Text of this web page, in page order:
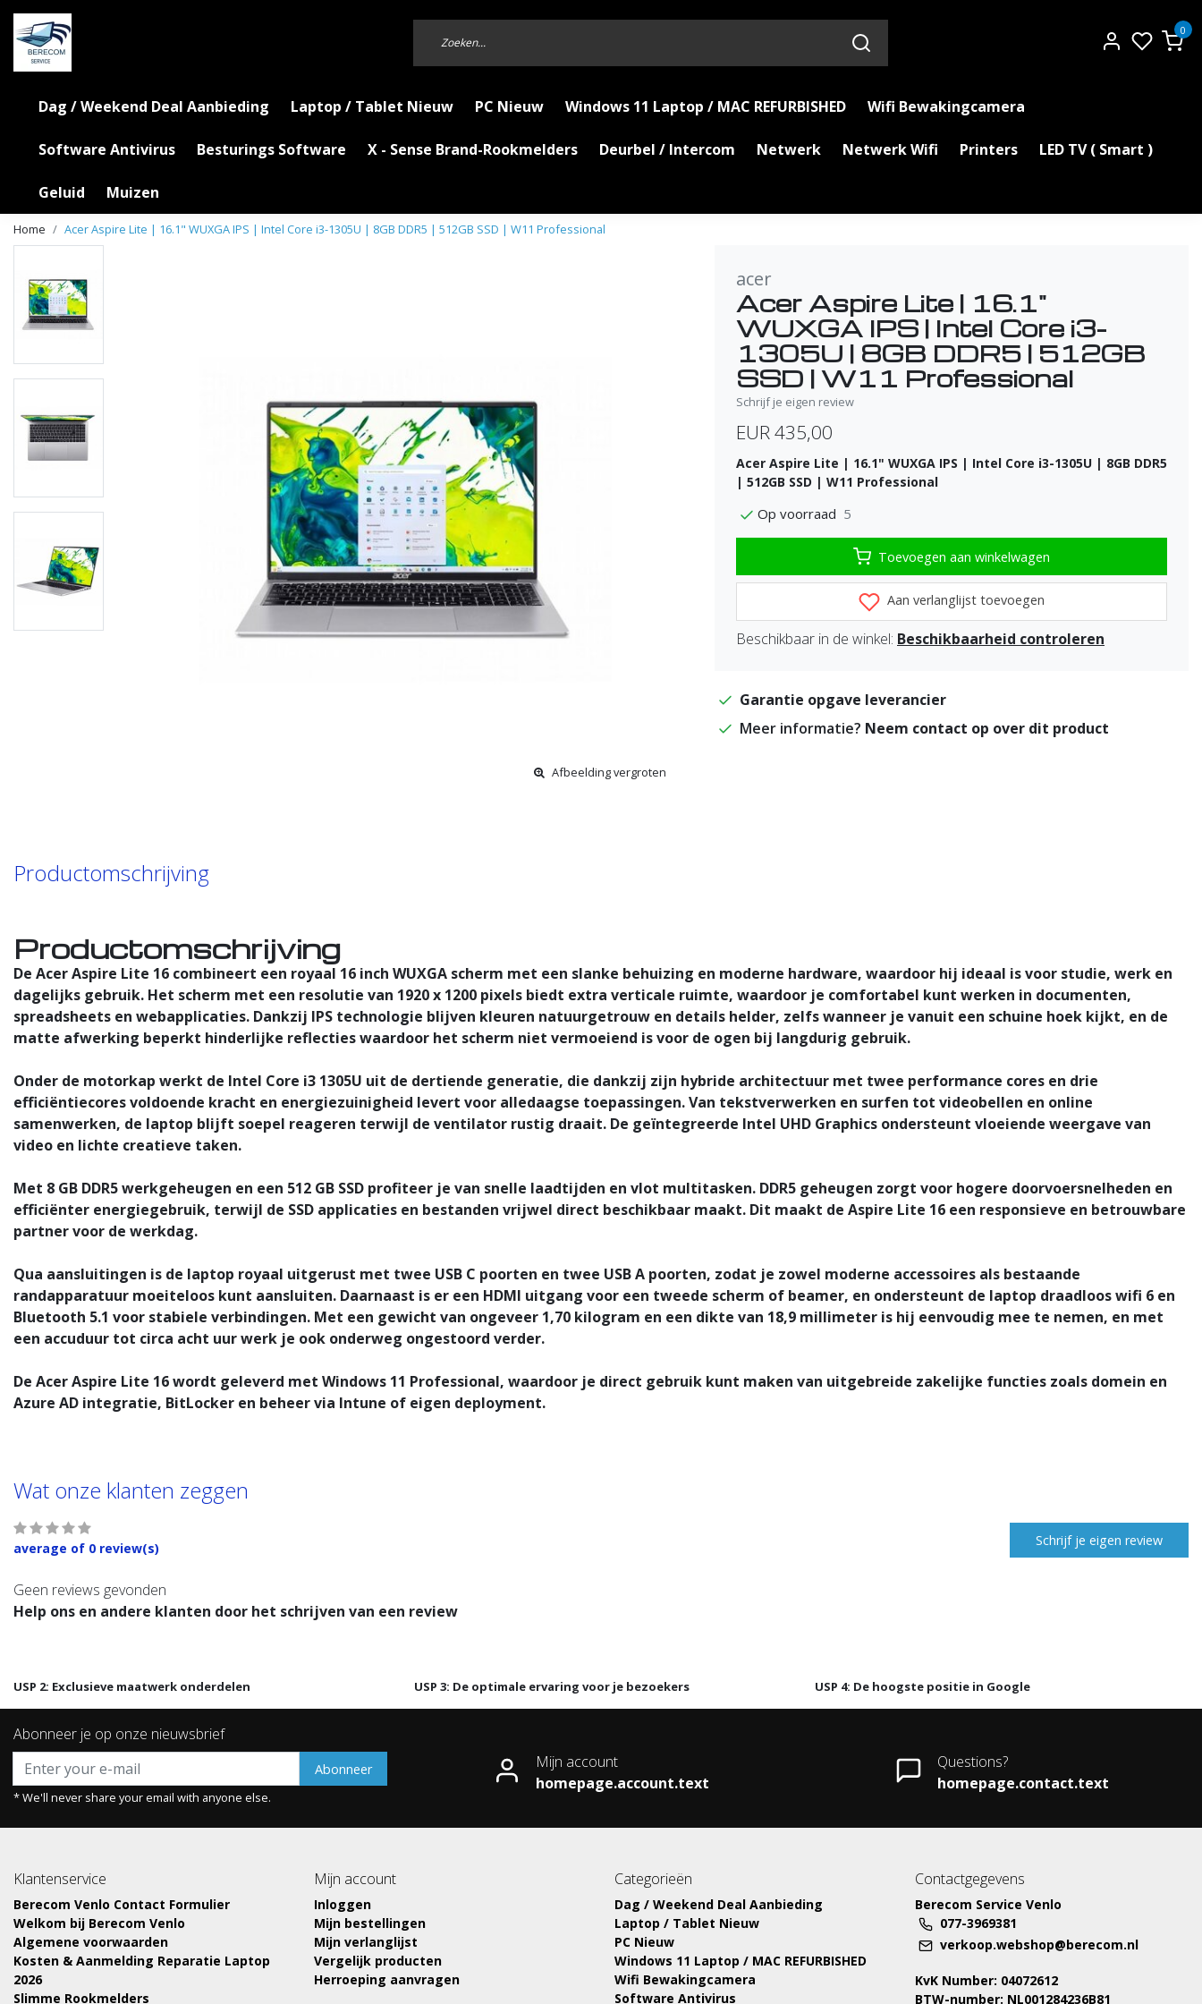
0
Dag / Weekend Deal Aanbieding Laptop / Tablet Nieuw PC Nieuw Windows 11 Laptop / MAC REFURBISHED Wifi Bewakingcamera
Software Antivirus Besturings Software X - Sense Brand-Rookmelders Deurbel / Intercom Netwerk Netwerk Wifi Printers LED TV ( Smart )
Geluid Muizen
Home Acer Aspire Lite | 16.1" WUXGA IPS | Intel Core i3-1305U | 8GB DDR5 | 512GB SSD | W11 Professional
Afbeelding vergroten
acer
Acer Aspire Lite | 16.1"
WUXGA IPS | Intel Core i3-
1305U | 8GB DDR5 | 512GB
SSD | W11 Professional
Schrijf je eigen review
EUR 435,00
Acer Aspire Lite | 16.1" WUXGA IPS | Intel Core i3-1305U | 8GB DDR5
| 512GB SSD | W11 Professional
Op voorraad 5
Toevoegen aan winkelwagen
Aan verlanglijst toevoegen
Beschikbaar in de winkel: Beschikbaarheid controleren
Garantie opgave leverancier
Meer informatie? Neem contact op over dit product
Productomschrijving
Productomschrijving
De Acer Aspire Lite 16 combineert een royaal 16 inch WUXGA scherm met een slanke behuizing en moderne hardware, waardoor hij ideaal is voor studie, werk en
dagelijks gebruik. Het scherm met een resolutie van 1920 x 1200 pixels biedt extra verticale ruimte, waardoor je comfortabel kunt werken in documenten,
spreadsheets en webapplicaties. Dankzij IPS technologie blijven kleuren natuurgetrouw en details helder, zelfs wanneer je vanuit een schuine hoek kijkt, en de
matte afwerking beperkt hinderlijke reflecties waardoor het scherm niet vermoeiend is voor de ogen bij langdurig gebruik.
Onder de motorkap werkt de Intel Core i3 1305U uit de dertiende generatie, die dankzij zijn hybride architectuur met twee performance cores en drie
efficiëntiecores voldoende kracht en energiezuinigheid levert voor alledaagse toepassingen. Van tekstverwerken en surfen tot videobellen en online
samenwerken, de laptop blijft soepel reageren terwijl de ventilator rustig draait. De geïntegreerde Intel UHD Graphics ondersteunt vloeiende weergave van
video en lichte creatieve taken.
Met 8 GB DDR5 werkgeheugen en een 512 GB SSD profiteer je van snelle laadtijden en vlot multitasken. DDR5 geheugen zorgt voor hogere doorvoersnelheden en
efficiënter energiegebruik, terwijl de SSD applicaties en bestanden vrijwel direct beschikbaar maakt. Dit maakt de Aspire Lite 16 een responsieve en betrouwbare
partner voor de werkdag.
Qua aansluitingen is de laptop royaal uitgerust met twee USB C poorten en twee USB A poorten, zodat je zowel moderne accessoires als bestaande
randapparatuur moeiteloos kunt aansluiten. Daarnaast is er een HDMI uitgang voor een tweede scherm of beamer, en ondersteunt de laptop draadloos wifi 6 en
Bluetooth 5.1 voor stabiele verbindingen. Met een gewicht van ongeveer 1,70 kilogram en een dikte van 18,9 millimeter is hij eenvoudig mee te nemen, en met
een accuduur tot circa acht uur werk je ook onderweg ongestoord verder.
De Acer Aspire Lite 16 wordt geleverd met Windows 11 Professional, waardoor je direct gebruik kunt maken van uitgebreide zakelijke functies zoals domein en
Azure AD integratie, BitLocker en beheer via Intune of eigen deployment.
Wat onze klanten zeggen
average of 0 review(s) Schrijf je eigen review
Geen reviews gevonden
Help ons en andere klanten door het schrijven van een review
USP 2: Exclusieve maatwerk onderdelen USP 3: De optimale ervaring voor je bezoekers USP 4: De hoogste positie in Google
Abonneer je op onze nieuwsbrief
Abonneer
* We'll never share your email with anyone else.
Mijn account
homepage.account.text
Questions?
homepage.contact.text
Klantenservice
Berecom Venlo Contact Formulier
Welkom bij Berecom Venlo
Algemene voorwaarden
Kosten & Aanmelding Reparatie Laptop
2026
Slimme Rookmelders
Mijn account
Inloggen
Mijn bestellingen
Mijn verlanglijst
Vergelijk producten
Herroeping aanvragen
Categorieën
Dag / Weekend Deal Aanbieding
Laptop / Tablet Nieuw
PC Nieuw
Windows 11 Laptop / MAC REFURBISHED
Wifi Bewakingcamera
Software Antivirus
Contactgegevens
Berecom Service Venlo
077-3969381
verkoop.webshop@berecom.nl
KvK Number: 04072612
BTW-number: NL001284236B81